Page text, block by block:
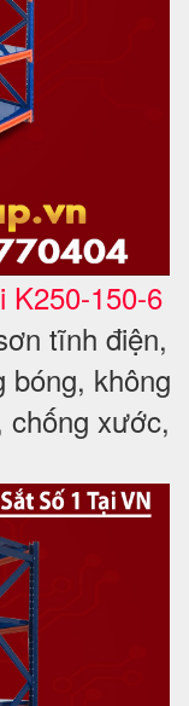
K250-150-6
tĩnh điện,
bóng, không
chống xước,